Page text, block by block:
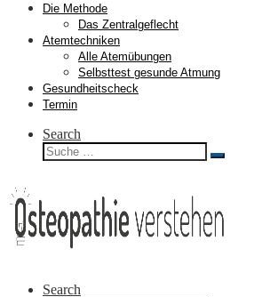
Die Methode
Das Zentralgeflecht
Atemtechniken
Alle Atemübungen
Selbsttest gesunde Atmung
Gesundheitscheck
Termin
Search
Suche
Suche
Search